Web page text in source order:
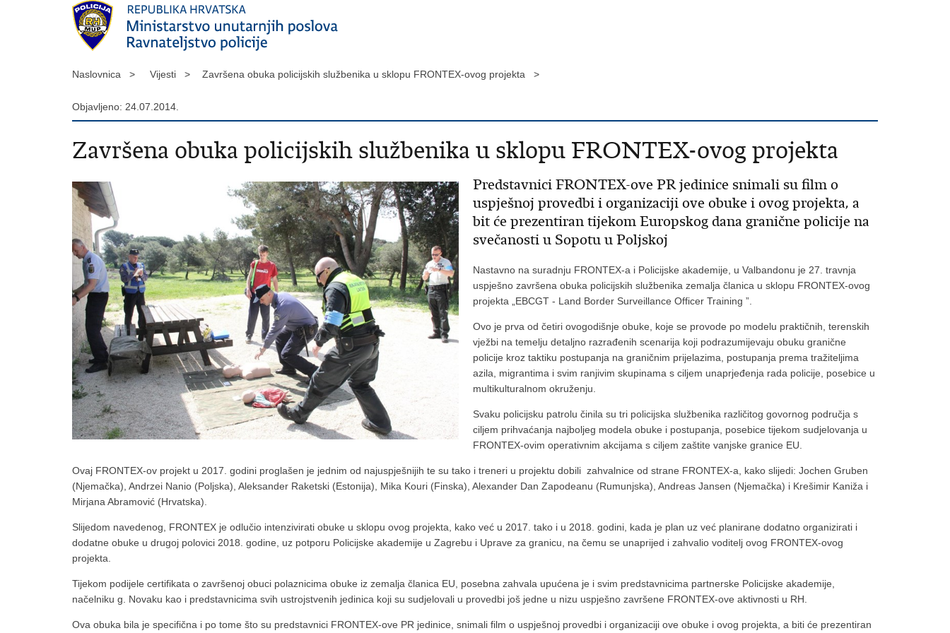
Naslovnica > Vijesti > Završena obuka policijskih službenika u sklopu FRONTEX-ovog projekta >
Objavljeno: 24.07.2014.
Završena obuka policijskih službenika u sklopu FRONTEX-ovog projekta
Predstavnici FRONTEX-ove PR jedinice snimali su film o
uspješnoj provedbi i organizaciji ove obuke i ovog projekta, a
bit će prezentiran tijekom Europskog dana granične policije na
svečanosti u Sopotu u Poljskoj
Nastavno na suradnju FRONTEX-a i Policijske akademije, u Valbandonu je 27. travnja
uspješno završena obuka policijskih službenika zemalja članica u sklopu FRONTEX-ovog
projekta „EBCGT - Land Border Surveillance Officer Training ”.
Ovo je prva od četiri ovogodišnje obuke, koje se provode po modelu praktičnih, terenskih
vježbi na temelju detaljno razrađenih scenarija koji podrazumijevaju obuku granične
policije kroz taktiku postupanja na graničnim prijelazima, postupanja prema tražiteljima
azila, migrantima i svim ranjivim skupinama s ciljem unaprjeđenja rada policije, posebice u
multikulturalnom okruženju.
Svaku policijsku patrolu činila su tri policijska službenika različitog govornog područja s
ciljem prihvaćanja najboljeg modela obuke i postupanja, posebice tijekom sudjelovanja u
FRONTEX-ovim operativnim akcijama s ciljem zaštite vanjske granice EU.
Ovaj FRONTEX-ov projekt u 2017. godini proglašen je jednim od najuspješnijih te su tako i treneri u projektu dobili zahvalnice od strane FRONTEX-a, kako slijedi: Jochen Gruben
(Njemačka), Andrzei Nanio (Poljska), Aleksander Raketski (Estonija), Mika Kouri (Finska), Alexander Dan Zapodeanu (Rumunjska), Andreas Jansen (Njemačka) i Krešimir Kaniža i
Mirjana Abramović (Hrvatska).
Slijedom navedenog, FRONTEX je odlučio intenzivirati obuke u sklopu ovog projekta, kako već u 2017. tako i u 2018. godini, kada je plan uz već planirane dodatno organizirati i
dodatne obuke u drugoj polovici 2018. godine, uz potporu Policijske akademije u Zagrebu i Uprave za granicu, na čemu se unaprijed i zahvalio voditelj ovog FRONTEX-ovog
projekta.
Tijekom podijele certifikata o završenoj obuci polaznicima obuke iz zemalja članica EU, posebna zahvala upućena je i svim predstavnicima partnerske Policijske akademije,
načelniku g. Novaku kao i predstavnicima svih ustrojstvenih jedinica koji su sudjelovali u provedbi još jedne u nizu uspješno završene FRONTEX-ove aktivnosti u RH.
Ova obuka bila je specifična i po tome što su predstavnici FRONTEX-ove PR jedinice, snimali film o uspješnoj provedbi i organizaciji ove obuke i ovog projekta, a biti će prezentiran